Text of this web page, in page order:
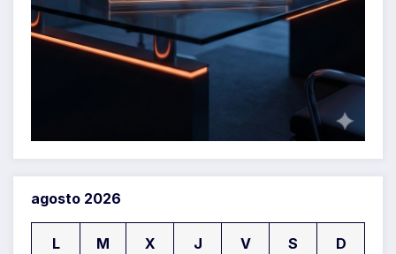
agosto 2026
L M X J V S D